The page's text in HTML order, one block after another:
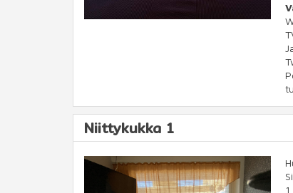
Niittykukka 1
Previous Next